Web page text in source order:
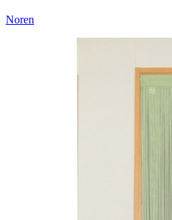
Noren